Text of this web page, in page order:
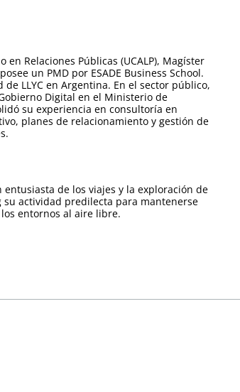
Relaciones Públicas (UCALP), Magíster
un PMD por ESADE Business School.
LLYC en Argentina. En el sector público,
Digital en el Ministerio de
su experiencia en consultoría en
planes de relacionamiento y gestión de
de los viajes y la exploración de
actividad predilecta para mantenerse
entornos al aire libre.